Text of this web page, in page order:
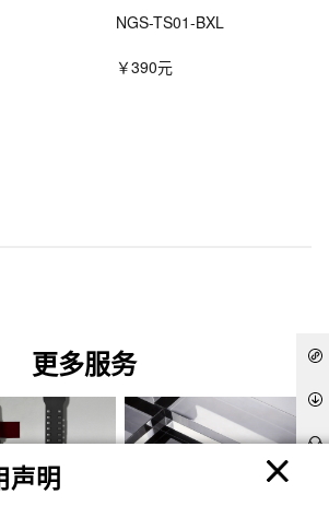
NGS-TS01-BXL
￥390元
更多服务
声明